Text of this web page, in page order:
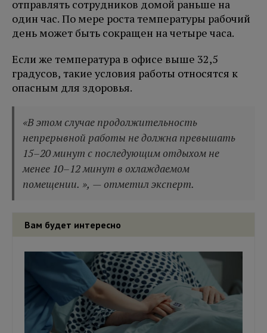
отправлять сотрудников домой раньше на
один час. По мере роста температуры рабочий
день может быть сокращен на четыре часа.
Если же температура в офисе выше 32,5
градусов, такие условия работы относятся к
опасным для здоровья.
«В этом случае продолжительность
непрерывной работы не должна превышать
15–20 минут с последующим отдыхом не
менее 10–12 минут в охлаждаемом
помещении. », — отметил эксперт.
Вам будет интересно